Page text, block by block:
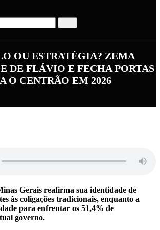
OU ESTRATÉGIA? ZEMA
DE FLÁVIO E FECHA PORTAS
O CENTRÃO EM 2026
Gerais reafirma sua identidade de
às coligações tradicionais, enquanto a
para enfrentar os 51,4% de
governo.